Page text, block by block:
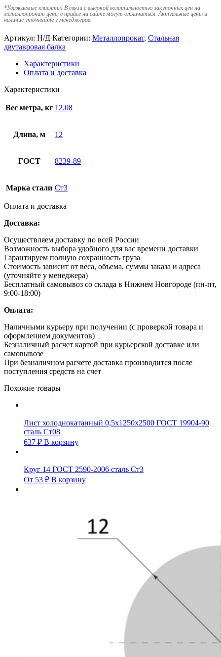
*Уважаемые клиенты! В связи с высокой волатильностью закупочных цен на
металлопрокат цены в прайсе на сайте могут отличаться. Актуальные цены и
наличие уточняйте у менеджеров.
Артикул: Н/Д Категории: Металлопрокат, Стальная
двутавровая балка
Характеристики
Оплата и доставка
Характеристики
Вес метра, кг 12.08
Длина, м 12
ГОСТ 8239-89
Марка стали Ст3
Оплата и доставка
Доставка:
Осуществляем доставку по всей России
Возможность выбора удобного для вас времени доставки
Гарантируем полную сохранность груза
Стоимость зависит от веса, объема, суммы заказа и адреса
(уточняйте у менеджера)
Бесплатный самовывоз со склада в Нижнем Новгороде (пн-пт,
9:00-18:00)
Оплата:
Наличными курьеру при получении (с проверкой товара и
оформлением документов)
Безналичный расчет картой при курьерской доставке или
самовывозе
При безналичном расчете доставка производится после
поступления средств на счет
Похожие товары
Лист холоднокатанный 0,5х1250х2500 ГОСТ 19904-90
сталь Ст08
637 ₽ В корзину
Круг 14 ГОСТ 2590-2006 сталь Ст3
От 53 ₽ В корзину